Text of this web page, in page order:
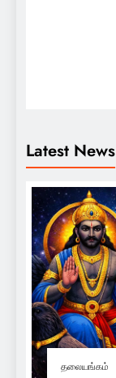
Latest News
தலையங்கம்